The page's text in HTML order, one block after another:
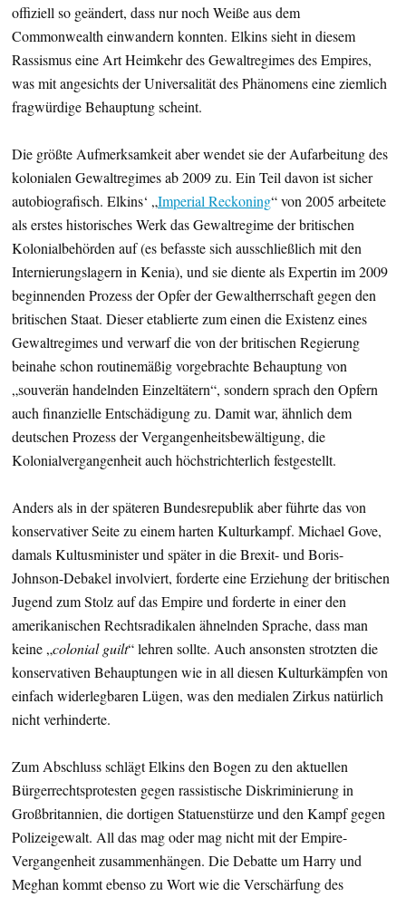
offiziell so geändert, dass nur noch Weiße aus dem
Commonwealth einwandern konnten. Elkins sieht in diesem
Rassismus eine Art Heimkehr des Gewaltregimes des Empires,
was mit angesichts der Universalität des Phänomens eine ziemlich
fragwürdige Behauptung scheint.
Die größte Aufmerksamkeit aber wendet sie der Aufarbeitung des
kolonialen Gewaltregimes ab 2009 zu. Ein Teil davon ist sicher
autobiografisch. Elkins‘ „Imperial Reckoning“ von 2005 arbeitete
als erstes historisches Werk das Gewaltregime der britischen
Kolonialbehörden auf (es befasste sich ausschließlich mit den
Internierungslagern in Kenia), und sie diente als Expertin im 2009
beginnenden Prozess der Opfer der Gewaltherrschaft gegen den
britischen Staat. Dieser etablierte zum einen die Existenz eines
Gewaltregimes und verwarf die von der britischen Regierung
beinahe schon routinemäßig vorgebrachte Behauptung von
„souverän handelnden Einzeltätern“, sondern sprach den Opfern
auch finanzielle Entschädigung zu. Damit war, ähnlich dem
deutschen Prozess der Vergangenheitsbewältigung, die
Kolonialvergangenheit auch höchstrichterlich festgestellt.
Anders als in der späteren Bundesrepublik aber führte das von
konservativer Seite zu einem harten Kulturkampf. Michael Gove,
damals Kultusminister und später in die Brexit- und Boris-
Johnson-Debakel involviert, forderte eine Erziehung der britischen
Jugend zum Stolz auf das Empire und forderte in einer den
amerikanischen Rechtsradikalen ähnelnden Sprache, dass man
keine „colonial guilt“ lehren sollte. Auch ansonsten strotzten die
konservativen Behauptungen wie in all diesen Kulturkämpfen von
einfach widerlegbaren Lügen, was den medialen Zirkus natürlich
nicht verhinderte.
Zum Abschluss schlägt Elkins den Bogen zu den aktuellen
Bürgerrechtsprotesten gegen rassistische Diskriminierung in
Großbritannien, die dortigen Statuenstürze und den Kampf gegen
Polizeigewalt. All das mag oder mag nicht mit der Empire-
Vergangenheit zusammenhängen. Die Debatte um Harry und
Meghan kommt ebenso zu Wort wie die Verschärfung des